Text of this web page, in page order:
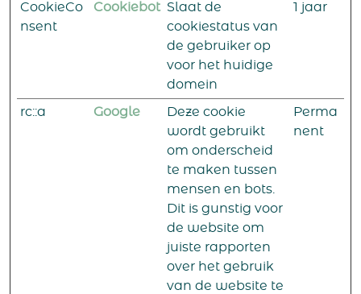
CookieCo
nsent
Cookiebot Slaat de
cookiestatus van
de gebruiker op
voor het huidige
domein
1 jaar
rc::a Google
Deze cookie
wordt gebruikt
om onderscheid
te maken tussen
mensen en bots.
Dit is gunstig voor
de website om
juiste rapporten
over het gebruik
van de website te
Perma
nent